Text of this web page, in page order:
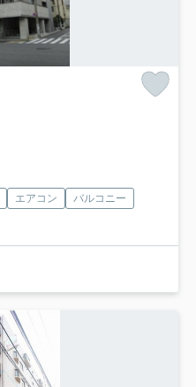
エアコン
バルコニー